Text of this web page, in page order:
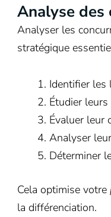
Analyse des
Analyser les
stratégique
Identifier les
Étudier
Évaluer leur
Analyser
Déterminer
Cela optimise votre
la différenciation.